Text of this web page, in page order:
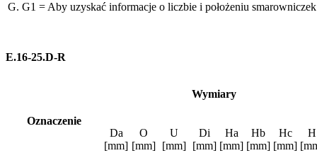
G. G1 = Aby uzyskać informacje o liczbie i położeniu
E.16-25.D-R
Oznaczenie
Wymiary
Da
[mm]
O
[mm]
U
[mm]
Di
[mm]
Ha
[mm]
Hb
[mm]
Hc
[mm]
H